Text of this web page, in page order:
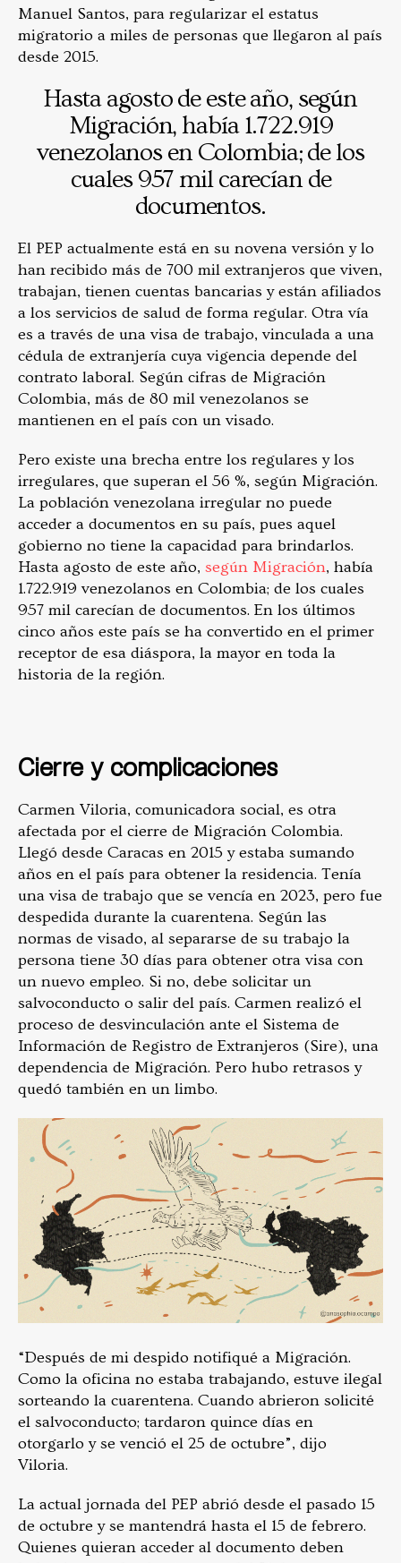
Manuel Santos, para regularizar el estatus
migratorio a miles de personas que llegaron al país
desde 2015.
Hasta agosto de este año, según
Migración, había 1.722.919
venezolanos en Colombia; de los
cuales 957 mil carecían de
documentos.
El PEP actualmente está en su novena versión y lo
han recibido más de 700 mil extranjeros que viven,
trabajan, tienen cuentas bancarias y están afiliados
a los servicios de salud de forma regular. Otra vía
es a través de una visa de trabajo, vinculada a una
cédula de extranjería cuya vigencia depende del
contrato laboral. Según cifras de Migración
Colombia, más de 80 mil venezolanos se
mantienen en el país con un visado.
Pero existe una brecha entre los regulares y los
irregulares, que superan el 56 %, según Migración.
La población venezolana irregular no puede
acceder a documentos en su país, pues aquel
gobierno no tiene la capacidad para brindarlos.
Hasta agosto de este año, según Migración, había
1.722.919 venezolanos en Colombia; de los cuales
957 mil carecían de documentos. En los últimos
cinco años este país se ha convertido en el primer
receptor de esa diáspora, la mayor en toda la
historia de la región.
Cierre y complicaciones
Carmen Viloria, comunicadora social, es otra
afectada por el cierre de Migración Colombia.
Llegó desde Caracas en 2015 y estaba sumando
años en el país para obtener la residencia. Tenía
una visa de trabajo que se vencía en 2023, pero fue
despedida durante la cuarentena. Según las
normas de visado, al separarse de su trabajo la
persona tiene 30 días para obtener otra visa con
un nuevo empleo. Si no, debe solicitar un
salvoconducto o salir del país. Carmen realizó el
proceso de desvinculación ante el Sistema de
Información de Registro de Extranjeros (Sire), una
dependencia de Migración. Pero hubo retrasos y
quedó también en un limbo.
“Después de mi despido notifiqué a Migración.
Como la oficina no estaba trabajando, estuve ilegal
sorteando la cuarentena. Cuando abrieron solicité
el salvoconducto; tardaron quince días en
otorgarlo y se venció el 25 de octubre”, dijo
Viloria.
La actual jornada del PEP abrió desde el pasado 15
de octubre y se mantendrá hasta el 15 de febrero.
Quienes quieran acceder al documento deben